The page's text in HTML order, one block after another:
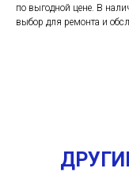
по выгодной цене. В
выбор для ремонта и